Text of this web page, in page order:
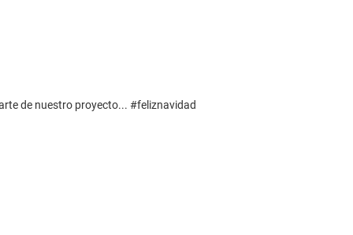
de nuestro proyecto... #feliznavidad